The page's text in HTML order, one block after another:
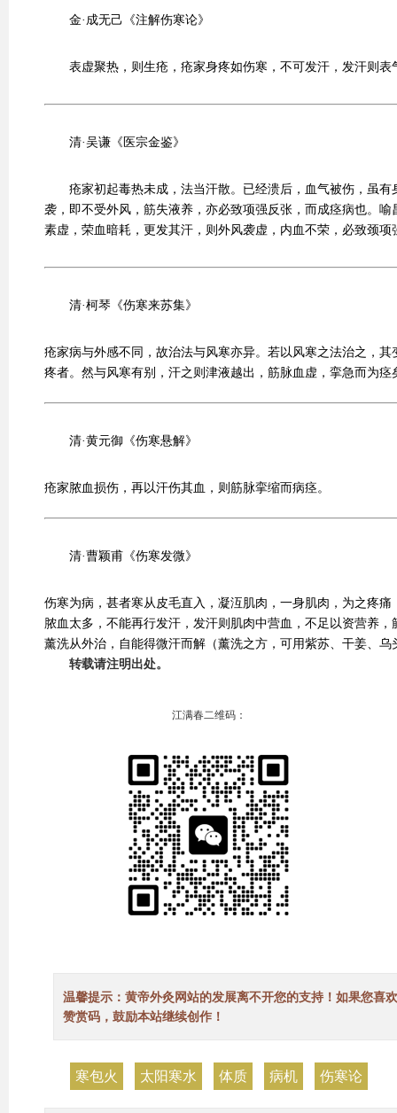
金·成无己《注解伤寒论》
表虚聚热，则生疮，疮家身疼如伤寒，不可发汗，发汗则
清·吴谦《医宗金鉴》
疮家初起毒热未成，法当汗散。已经溃后，血气被伤，虽
袭，即不受外风，筋失液养，亦必致项强反张，而成痉病也。
素虚，荣血暗耗，更发其汗，则外风袭虚，内血不荣，必致颈
清·柯琴《伤寒来苏集》
疮家病与外感不同，故治法与风寒亦异。若以风寒之法治之，
疼者。然与风寒有别，汗之则津液越出，筋脉血虚，挛急而为
清·黄元御《伤寒悬解》
疮家脓血损伤，再以汗伤其血，则筋脉挛缩而病痉。
清·曹颖甫《伤寒发微》
伤寒为病，甚者寒从皮毛直入，凝沍肌肉，一身肌肉，为之疼
脓血太多，不能再行发汗，发汗则肌肉中营血，不足以资营养
薰洗从外治，自能得微汗而解（薰洗之方，可用紫苏、干姜、
转载请注明出处。
江满春二维码：
温馨提示：黄帝外灸网站的发展离不开您的支持！如果您喜
赞赏码，鼓励本站继续创作！
寒包火 太阳寒水 体质 病机 伤寒论